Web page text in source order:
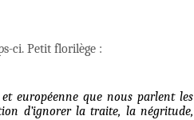
ci. Petit florilège :
européenne que nous parlent les
d’ignorer la traite, la négritude,